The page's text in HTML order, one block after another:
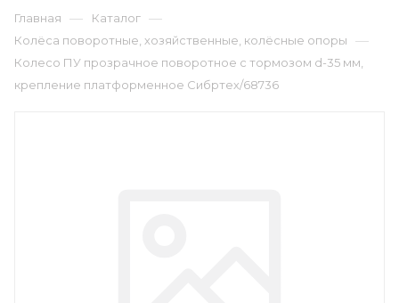
Главная — Каталог —
Колёса поворотные, хозяйственные, колёсные опоры —
Колесо ПУ прозрачное поворотное с тормозом d-35 мм,
крепление платформенное Сибртех/68736